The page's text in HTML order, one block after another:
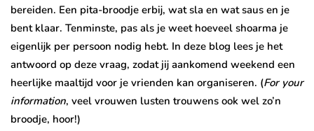
bereiden. Een pita-broodje erbij, wat sla en wat saus en je
bent klaar. Tenminste, pas als je weet hoeveel shoarma je
eigenlijk per persoon nodig hebt. In deze blog lees je het
antwoord op deze vraag, zodat jij aankomend weekend een
heerlijke maaltijd voor je vrienden kan organiseren. (For your
information, veel vrouwen lusten trouwens ook wel zo’n
broodje, hoor!)